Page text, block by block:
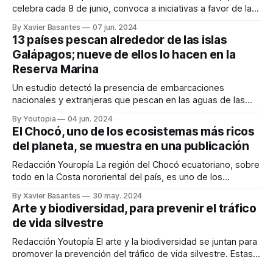
celebra cada 8 de junio, convoca a iniciativas a favor de la
que efectúa el programa Amiguitos del Océano, enfocado
en reducir y prevenir la contaminación plástica en
comunidades de
By Xavier Basantes 07 jun. 2024
13 países pescan alrededor de las islas
Galápagos; nueve de ellos lo hacen en la
Reserva Marina
Un estudio detectó la presencia de embarcaciones
nacionales y extranjeras que pescan en las aguas de las
Isabel Alarcón Las islas Galápagos son uno de los sitios
más biodiversos del planeta y un refugio para especies
únicas y amenazadas.
By Youtopia 04 jun. 2024
El Chocó, uno de los ecosistemas más ricos
del planeta, se muestra en una publicación
Redacción Youropía La región del Chocó ecuatoriano, sobre
todo en la Costa nororiental del país, es uno de los
cantidad de especies endémicas. Esa riqueza se recoge en
el libro Flora, Ecología y Fitogeografía de la Reserva
Canandé, Chocó Ecuatorial, promovida
By Xavier Basantes 30 may. 2024
Arte y biodiversidad, para prevenir el tráfico
de vida silvestre
Redacción Youtopía El arte y la biodiversidad se juntan para
promover la prevención del tráfico de vida silvestre. Estas